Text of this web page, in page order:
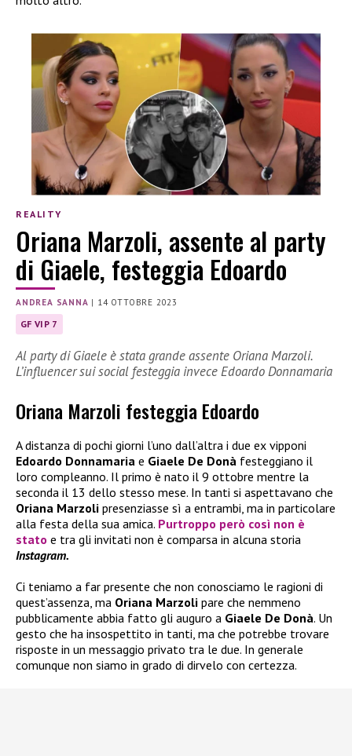
REALITY
Oriana Marzoli, assente al party
di Giaele, festeggia Edoardo
ANDREA SANNA | 14 OTTOBRE 2023
GF VIP 7
Al party di Giaele è stata grande assente Oriana Marzoli.
L’influencer sui social festeggia invece Edoardo Donnamaria
Oriana Marzoli festeggia Edoardo
A distanza di pochi giorni l’uno dall’altra i due ex vipponi
Edoardo Donnamaria e Giaele De Donà festeggiano il
loro compleanno. Il primo è nato il 9 ottobre mentre la
seconda il 13 dello stesso mese. In tanti si aspettavano che
Oriana Marzoli presenziasse sì a entrambi, ma in particolare
alla festa della sua amica. Purtroppo però così non è
stato e tra gli invitati non è comparsa in alcuna storia
Instagram.
Ci teniamo a far presente che non conosciamo le ragioni di
quest’assenza, ma Oriana Marzoli pare che nemmeno
pubblicamente abbia fatto gli auguro a Giaele De Donà. Un
gesto che ha insospettito in tanti, ma che potrebbe trovare
risposte in un messaggio privato tra le due. In generale
comunque non siamo in grado di dirvelo con certezza.